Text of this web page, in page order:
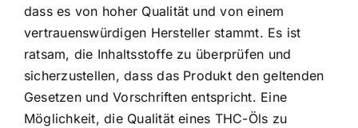
dass es von hoher Qualität und von einem
vertrauenswürdigen Hersteller stammt. Es ist
ratsam, die Inhaltsstoffe zu überprüfen und
sicherzustellen, dass das Produkt den geltenden
Gesetzen und Vorschriften entspricht. Eine
Möglichkeit, die Qualität eines THC-Öls zu